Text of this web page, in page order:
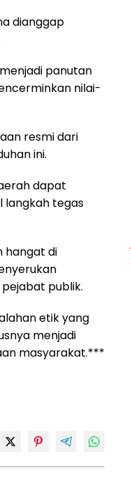
dianggap
panutan
nilai-
resmi dari
ini.
dapat
langkah tegas
hangat di
publik.
etik yang
menjadi
masyarakat.***